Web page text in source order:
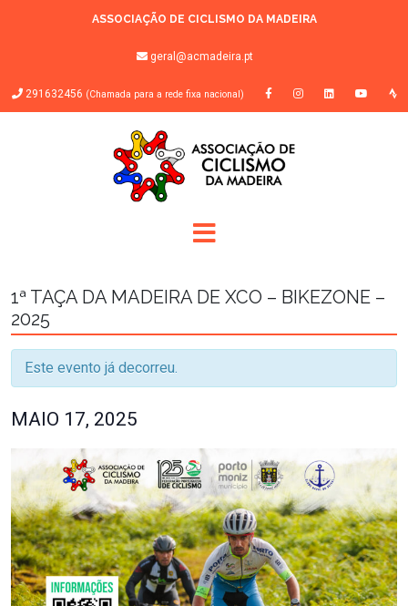
ASSOCIAÇÃO DE CICLISMO DA MADEIRA
geral@acmadeira.pt
291632456 (Chamada para a rede fixa nacional)
1ª TAÇA DA MADEIRA DE XCO – BIKEZONE –
2025
Este evento já decorreu.
MAIO 17, 2025